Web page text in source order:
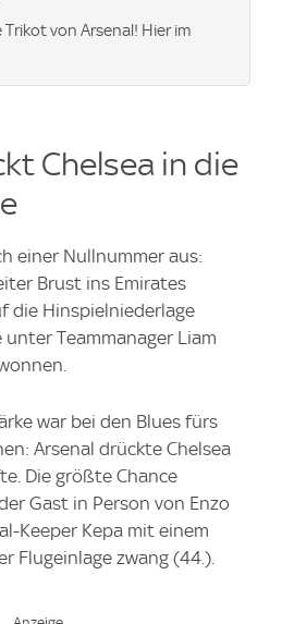
von Arsenal! Hier im
Chelsea in die
einer Nullnummer aus:
Brust ins Emirates
die Hinspielniederlage
Teammanager Liam
war bei den Blues fürs
Arsenal drückte Chelsea
Die größte Chance
Gast in Person von Enzo
Keeper Kepa mit einem
Flugeinlage zwang (44.).